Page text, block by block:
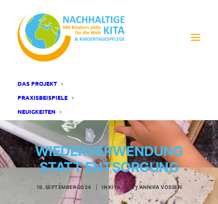
DAS PROJEKT
PRAXISBEISPIELE
NEUIGKEITEN
WIEDERVERWENDUNG
STATT ENTSORGUNG
19. SEPTEMBER 2024 IN KITA BYANNIKA VOSSEN